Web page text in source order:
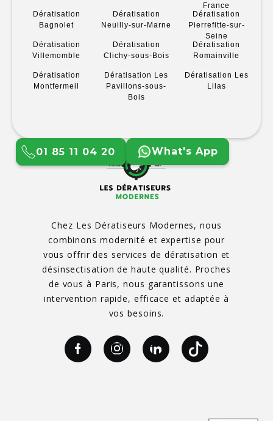
France
Dératisation
Bagnolet
Dératisation
Neuilly-sur-Marne
Dératisation
Pierrefitte-sur-
Seine
Dératisation
Villemomble
Dératisation
Clichy-sous-Bois
Dératisation
Romainville
Dératisation
Montfermeil
Dératisation Les
Pavillons-sous-
Bois
Dératisation Les
Lilas
01 85 11 04 20 What's App
Chez Les Dératiseurs Modernes, nous
combinons modernité et expertise pour
vous offrir des services de dératisation et
désinsectisation de haute qualité. Proches
de vous à Paris, nous garantissons une
intervention rapide, efficace et adaptée à
vos besoins.